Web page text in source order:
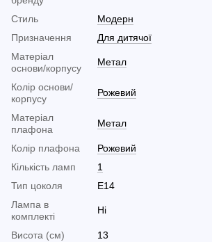
Стиль
Модерн
Призначення
Для дитячої
Матеріал
основи/корпусу
Метал
Колір основи/
корпусу
Рожевий
Матеріал
плафона
Метал
Колір плафона
Рожевий
Кількість ламп
1
Тип цоколя
E14
Лампа в
комплекті
Ні
Висота (см)
13